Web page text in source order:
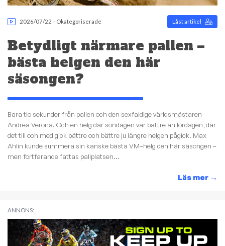
2026/07/22 - Okategoriserade Låst artikel
Betydligt närmare pallen –
bästa helgen den här
säsongen?
Bara tio sekunder från pallen och den sexfaldige världsmästaren
Andrea Verona. Och en helg där söndagen var bättre än lördagen, där
det till och med gick bättre och bättre ju längre helgen pågick. Max
Ahlin kunde summera sin kanske bästa VM–helg den här säsongen –
men fortfarande fattas pallplatsen...
Läs mer →
ANNONS: